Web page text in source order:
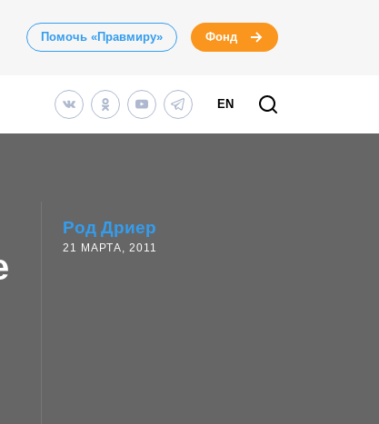
Помочь «Правмиру» Фонд
EN
Род Дриер
21 МАРТА, 2011